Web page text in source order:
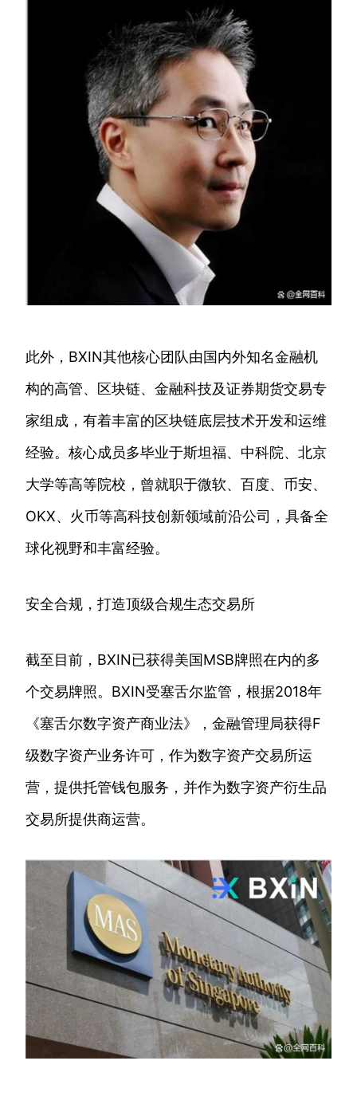
此外，BXIN其他核心团队由国内外知名金融机
构的高管、区块链、金融科技及证券期货交易专
家组成，有着丰富的区块链底层技术开发和运维
经验。核心成员多毕业于斯坦福、中科院、北京
大学等高等院校，曾就职于微软、百度、币安、
OKX、火币等高科技创新领域前沿公司，具备全
球化视野和丰富经验。
安全合规，打造顶级合规生态交易所
截至目前，BXIN已获得美国MSB牌照在内的多
个交易牌照。BXIN受塞舌尔监管，根据2018年
《塞舌尔数字资产商业法》，金融管理局获得F
级数字资产业务许可，作为数字资产交易所运
营，提供托管钱包服务，并作为数字资产衍生品
交易所提供商运营。